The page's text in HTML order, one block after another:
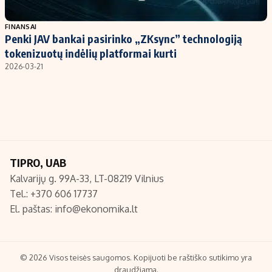
Populiarios temos
Investavimas
Akcijų rinka
Titulinis
Nedarbo išmokos skaičiuoklė
Redakcija
Turinio žymėjimo taisyklės
FINANSAI
Penki JAV bankai pasirinko „ZKsync” technologiją
tokenizuotų indėlių platformai kurti
2026-03-21
TIPRO, UAB
Kalvarijų g. 99A-33, LT-08219 Vilnius
Tel.: +370 606 17737
El. paštas: info@ekonomika.lt
© 2026 Visos teisės saugomos. Kopijuoti be raštiško sutikimo yra
draudžiama.